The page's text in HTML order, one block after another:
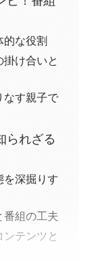
的な役割
け合いと
なす親子で
られざる
を深掘りす
番組の工夫
テンツと